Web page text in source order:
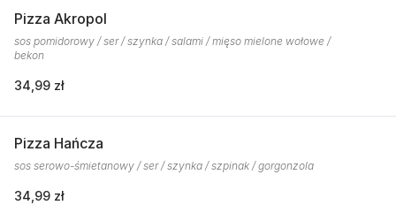
Pizza Akropol
sos pomidorowy / ser / szynka / salami / mięso mielone wołowe /
bekon
34,99 zł
Pizza Hańcza
sos serowo-śmietanowy / ser / szynka / szpinak / gorgonzola
34,99 zł